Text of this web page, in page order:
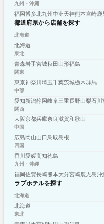
九州・沖縄
福岡博多北九州中洲 天神熊本宮崎鹿
都道府県から店舗を探す
北海道
北海道
東北
青森岩手宮城秋田 山形福島
関東
東京神奈川 埼玉千葉茨城栃木群馬
中部
愛知新潟静岡岐阜三重長野山梨石川
関西
大阪京都兵庫奈良滋賀和歌山
中国
広島 岡山山口鳥取島根
四国
香川 愛媛高知徳島
九州・沖縄
福岡佐賀長崎熊本大分宮崎鹿児島沖
ラブホテルを探す
北海道
北海道
東北